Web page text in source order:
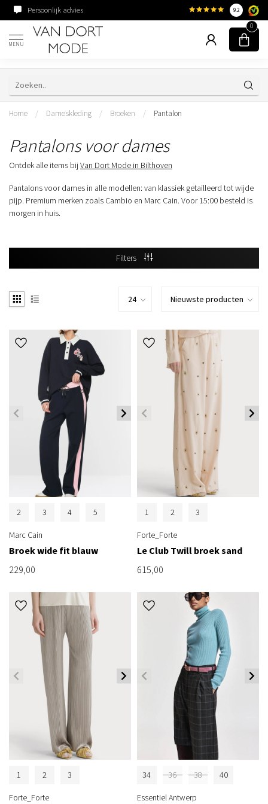
Familiebedrijf sinds 1954 9.2
MENU
0
Home / Dameskleding / Broeken / Pantalon
Pantalons voor dames
Ontdek alle items bij Van Dort Mode in Bilthoven
Pantalons voor dames in alle modellen: van klassiek getailleerd tot wijde
pijp. Premium merken zoals Cambio en Marc Cain. Voor 15:00 besteld is
morgen in huis.
Filters
2 3 4 5
Marc Cain
Broek wide fit blauw
229,00
1 2 3
Forte_Forte
Le Club Twill broek sand
615,00
1 2 3
Forte_Forte
34 36 38 40
Essentiel Antwerp